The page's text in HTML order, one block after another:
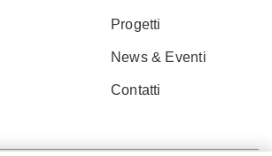
Progetti
News & Eventi
Contatti